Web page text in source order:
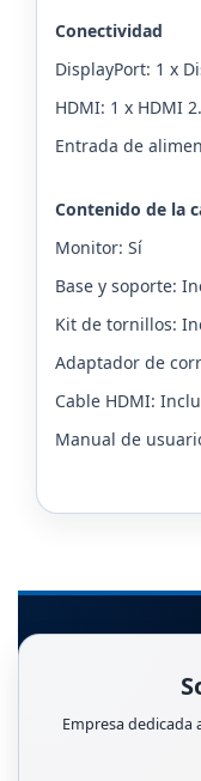
Conectividad
DisplayPort: 1 x
HDMI: 1 x HDMI
Entrada de
Contenido de la
Monitor: Sí
Base y soporte:
Kit de tornillos:
Adaptador de
Cable HDMI:
Manual de
Empresa